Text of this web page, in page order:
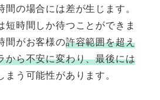
の場合には差が生じます。
短時間しか待つことができま
間がお客様の許容範囲を超え
から不安に変わり、最後には
まう可能性があります。